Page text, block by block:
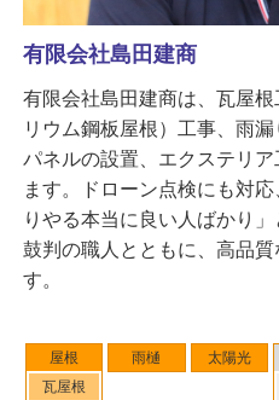
屋根
瓦屋根
雨樋 太陽光
有限会社島田建商
有限会社島田建商は、瓦屋
リウム鋼板屋根）工事、雨
パネルの設置、エクステリ
ます。ドローン点検にも対
りやる本当に良い人ばかり
鼓判の職人とともに、高品
す。